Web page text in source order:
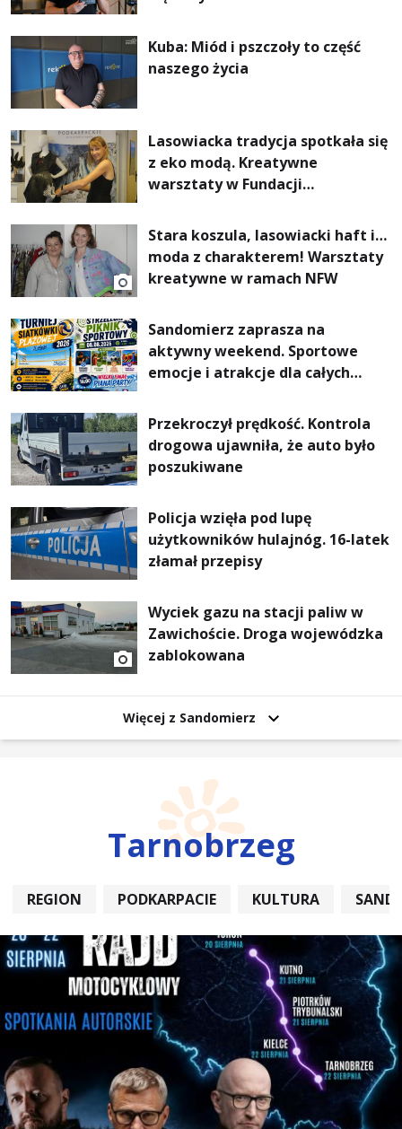
Kuba: Miód i pszczoły to część
naszego życia
Lasowiacka tradycja spotkała się
z eko modą. Kreatywne
warsztaty w Fundacji
Stara koszula, lasowiacki haft i…
moda z charakterem! Warsztaty
kreatywne w ramach NFW
Sandomierz zaprasza na
aktywny weekend. Sportowe
emocje i atrakcje dla całych
Przekroczył prędkość. Kontrola
drogowa ujawniła, że auto było
poszukiwane
Policja wzięła pod lupę
użytkowników hulajnóg. 16-latek
złamał przepisy
Wyciek gazu na stacji paliw w
Zawichoście. Droga wojewódzka
zablokowana
Więcej z Sandomierz
Tarnobrzeg
REGION PODKARPACIE KULTURA